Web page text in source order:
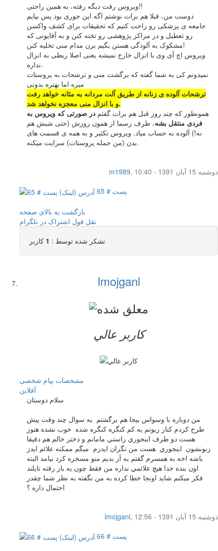
ویروس رفت دیگه رفته، به همین راحتی!!
دوست من، قبلا هم برات نوشتم اگه این جوری بود پس بیایم
جامعه ی پزشکی رو راحت کنیم که تحقیقات برای کشف واکسن
رو تعطیل و در مراکز پژوهشی رو تخته کنن و به آقایونی که
مشکوک به آلودگی هستن بگیم برن مدام منی تخلیه کنن!
ویروس اچ آی وی با انزال خارج نمیشه یعنی اصلا ربطی به انزال
نداره.
نمیدونم کی به شما گفته که برگشت منی و ترشحات به پروستات
میره اما بهتره بدونی
ترشحات آلوده ی زنانه از طریق آلت مردانه به مثانه خواهد رفت
و با انزال منی معجزه نخواهد شد.
همونطور که چند روز قبل هم برات گفتم در صورتی که ویروس به
فردی منتقل بشه، طرف رسما از همون روزش (حتی شبش هم
نه!) آلوده به حساب میاد. ویروس تکثیر و به همه ی قسمت های
بدن (من جمله پروستات) سرایت میکنه.
m1989,
دوشنبه 15 آبان 1391 - 10:40
پست # 65
بازگشت به بالای صفحه
نقل قول اشتراک در تلگرام
تشکر شده توسط : 1 کاربر
lmojganl
کاربر عالي
مشخصات پیام شخصی
آفلاين
سلام دوستان
من دوباره با وسواس بيجا هم برگشتم يه سوال چند وقت پيش
طرح كردم كنار زبونم يه كم كنگره كنگره شده خوب نشده هنوز
هست دو طرف اينجوري راستي مامانم و دختر خالم هم دقيقا
زبونشون اينجوري هست من نگران ايدزم ميگم ممكنه علائم ايدز
باشه اخه به همسرم گفتم يه آز بديم منو مسخره كرد نيامد البته
اون بنده خدا هيچ علائمي نداره من فقط چون يه بار رقته تايلند
فكر ميكنم شايد اونجا خطا كرده به من نگفته به نظر شما چقدر
احتمال داره ؟
lmojganl,
دوشنبه 15 آبان 1391 - 12:56
پست # 66